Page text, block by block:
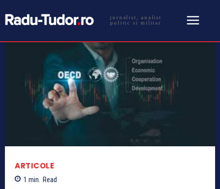
jurnalist, analist
politic si militar
ARTICOLE
1 min. Read